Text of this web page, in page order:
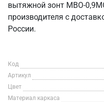
вытяжной зонт МВО-
производителя с
России.
Код
Артикул
Цвет
Материал каркаса